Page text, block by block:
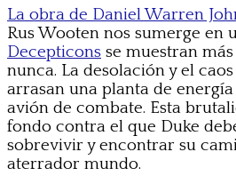
La obra de Daniel Warren
Rus Wooten nos sumerge en
Decepticons se muestran
nunca. La desolación y el
arrasan una planta de
avión de combate. Esta
fondo contra el que Duke
sobrevivir y encontrar su
aterrador mundo.